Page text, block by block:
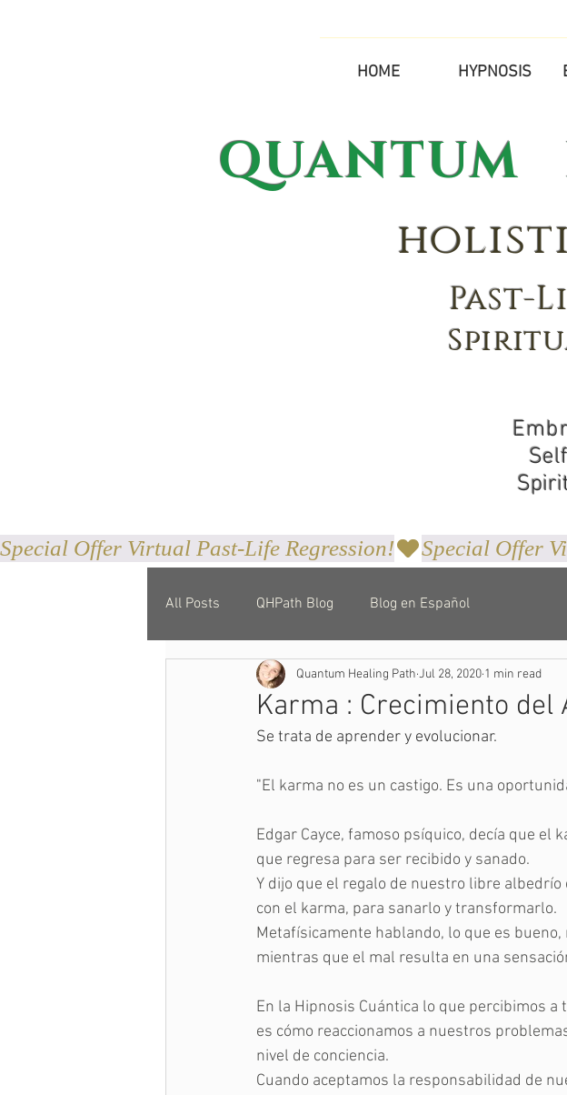
HOME HYPNOSIS
QUANTUM
Past-
Special Offer Virtual Past-Life Regression!
All Posts QHPath Blog Blog en Español
Karma : Crecimiento del
Quantum Healing Path Jul 28, 2020 1 min read
Se trata de aprender y evolucionar.
"El karma no es un castigo. Es una
Edgar Cayce, famoso psíquico, decía que el
que regresa para ser recibido y sanado.
Y dijo que el regalo de nuestro libre
con el karma, para sanarlo y transformarlo.
Metafísicamente hablando, lo que es
mientras que el mal resulta en una
En la Hipnosis Cuántica lo que percibimos a
es cómo reaccionamos a nuestros
nivel de conciencia.
Cuando aceptamos la responsabilidad de